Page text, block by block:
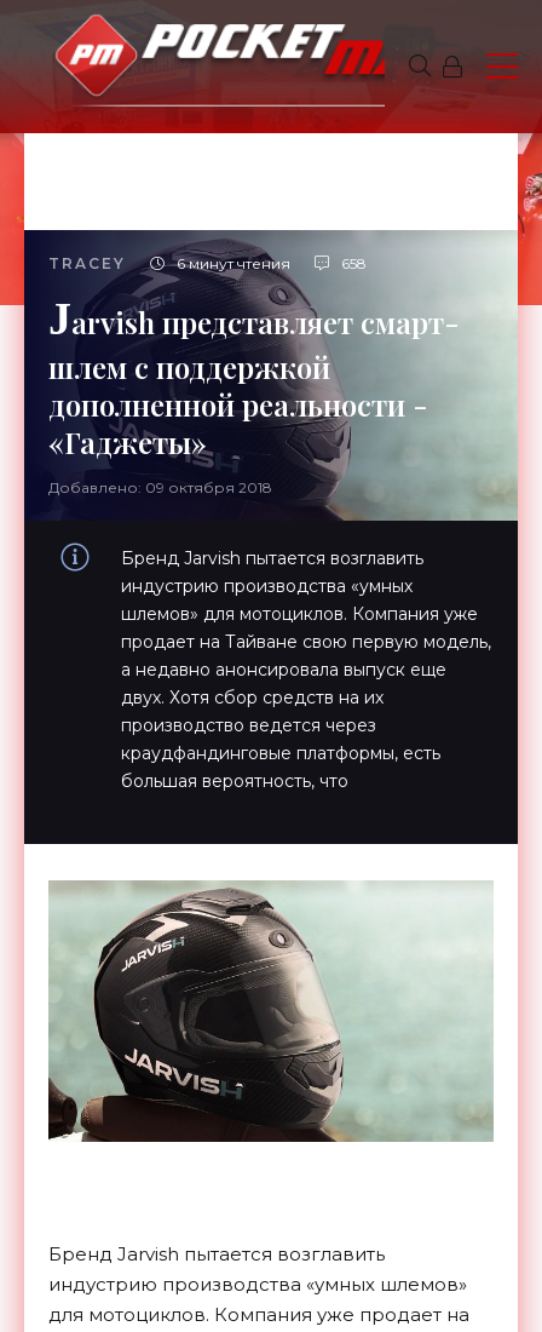
TRACEY 6 минут чтения 658
Jarvish представляет смарт-
шлем с поддержкой
дополненной реальности -
«Гаджеты»
Добавлено: 09 октября 2018
Бренд Jarvish пытается возглавить
индустрию производства «умных
шлемов» для мотоциклов. Компания уже
продает на Тайване свою первую модель,
а недавно анонсировала выпуск еще
двух. Хотя сбор средств на их
производство ведется через
краудфандинговые платформы, есть
большая вероятность, что
Бренд Jarvish пытается возглавить
индустрию производства «умных шлемов»
для мотоциклов. Компания уже продает на